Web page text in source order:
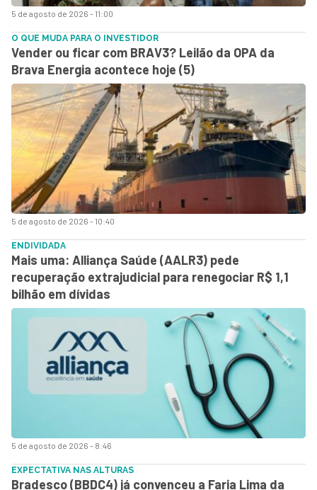
5 de agosto de 2026 - 11:00
5 de agosto de 2026 - 10:40
O QUE MUDA PARA O INVESTIDOR
Vender ou ficar com BRAV3? Leilão da OPA da
Brava Energia acontece hoje (5)
5 de agosto de 2026 - 8:46
ENDIVIDADA
Mais uma: Alliança Saúde (AALR3) pede
recuperação extrajudicial para renegociar R$ 1,1
bilhão em dívidas
EXPECTATIVA NAS ALTURAS
Bradesco (BBDC4) já convenceu a Faria Lima da